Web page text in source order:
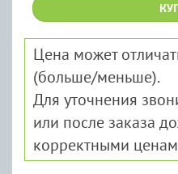
Цена может
(больше/меньше).
Для уточнения
или после заказа
корректными